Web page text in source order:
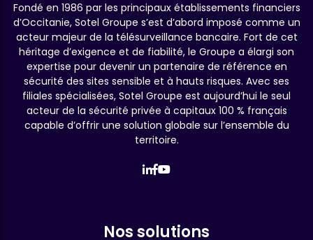
Fondé en 1986 par les principaux établissements financiers
d’Occitanie, Sotel Groupe s’est d’abord imposé comme un
acteur majeur de la télésurveillance bancaire. Fort de cet
héritage d’exigence et de fiabilité, le Groupe a élargi son
expertise pour devenir un partenaire de référence en
sécurité des sites sensible et à hauts risques. Avec ses
filiales spécialisées, Sotel Groupe est aujourd’hui le seul
acteur de la sécurité privée à capitaux 100 % français
capable d’offrir une solution globale sur l’ensemble du
territoire.
Nos solutions